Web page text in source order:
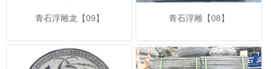
青石浮雕龙【09】 青石浮雕【08】